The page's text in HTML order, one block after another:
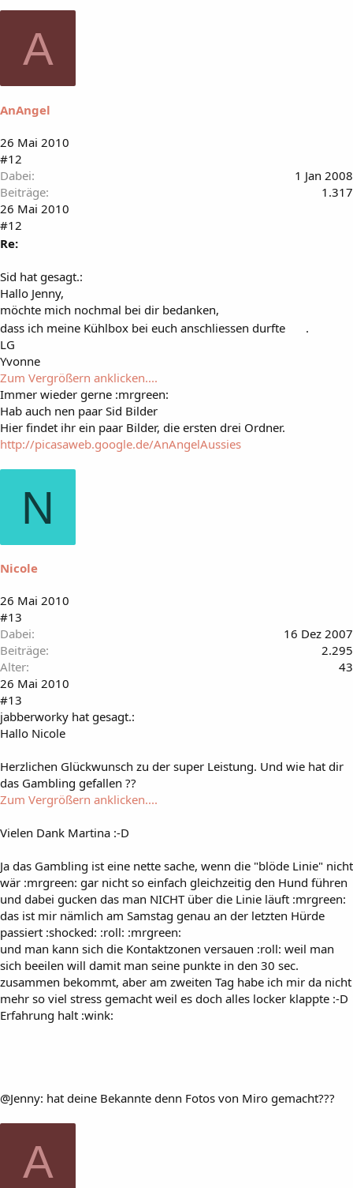
A
AnAngel
26 Mai 2010
#12
Dabei
1 Jan 2008
Beiträge
1.317
26 Mai 2010
#12
Re:
Sid hat gesagt.:
Hallo Jenny,
möchte mich nochmal bei dir bedanken,
dass ich meine Kühlbox bei euch anschliessen durfte
.
LG
Yvonne
Zum Vergrößern anklicken....
Immer wieder gerne :mrgreen:
Hab auch nen paar Sid Bilder
Hier findet ihr ein paar Bilder, die ersten drei Ordner.
http://picasaweb.google.de/AnAngelAussies
N
Nicole
26 Mai 2010
#13
Dabei
16 Dez 2007
Beiträge
2.295
Alter
43
26 Mai 2010
#13
jabberworky hat gesagt.:
Hallo Nicole
Herzlichen Glückwunsch zu der super Leistung. Und wie hat dir
das Gambling gefallen ??
Zum Vergrößern anklicken....
Vielen Dank Martina :-D
Ja das Gambling ist eine nette sache, wenn die "blöde Linie" nicht
wär :mrgreen: gar nicht so einfach gleichzeitig den Hund führen
und dabei gucken das man NICHT über die Linie läuft :mrgreen:
das ist mir nämlich am Samstag genau an der letzten Hürde
passiert :shocked: :roll: :mrgreen:
und man kann sich die Kontaktzonen versauen :roll: weil man
sich beeilen will damit man seine punkte in den 30 sec.
zusammen bekommt, aber am zweiten Tag habe ich mir da nicht
mehr so viel stress gemacht weil es doch alles locker klappte :-D
Erfahrung halt :wink:
@Jenny: hat deine Bekannte denn Fotos von Miro gemacht???
A